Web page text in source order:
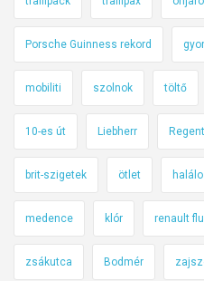
Porsche Guinness rekord
mobiliti szolnok töltő
10-es út Liebherr Regent
brit-szigetek ötlet
medence klór renault
zsákutca Bodmér